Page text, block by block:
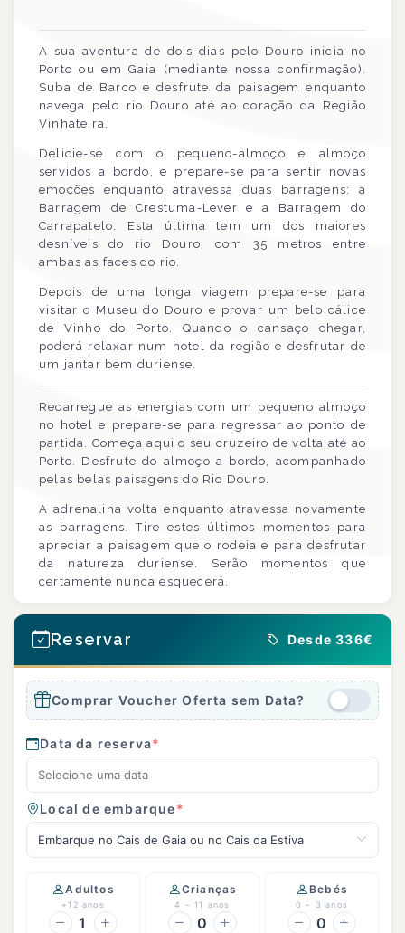
A sua aventura de dois dias pelo Douro inicia no
Porto ou em Gaia (mediante nossa confirmação).
Suba de Barco e desfrute da paisagem enquanto
navega pelo rio Douro até ao coração da Região
Vinhateira.
Delicie-se com o pequeno-almoço e almoço
servidos a bordo, e prepare-se para sentir novas
emoções enquanto atravessa duas barragens: a
Barragem de Crestuma-Lever e a Barragem do
Carrapatelo. Esta última tem um dos maiores
desníveis do rio Douro, com 35 metros entre
ambas as faces do rio.
Depois de uma longa viagem prepare-se para
visitar o Museu do Douro e provar um belo cálice
de Vinho do Porto. Quando o cansaço chegar,
poderá relaxar num hotel da região e desfrutar de
um jantar bem duriense.
Recarregue as energias com um pequeno almoço
no hotel e prepare-se para regressar ao ponto de
partida. Começa aqui o seu cruzeiro de volta até ao
Porto. Desfrute do almoço a bordo, acompanhado
pelas belas paisagens do Rio Douro.
A adrenalina volta enquanto atravessa novamente
as barragens. Tire estes últimos momentos para
apreciar a paisagem que o rodeia e para desfrutar
da natureza duriense. Serão momentos que
certamente nunca esquecerá.
Reservar Desde 336€
Comprar Voucher Oferta sem Data?
Data da reserva*
Local de embarque*
Embarque no Cais de Gaia ou no Cais da Estiva
Adultos
+12 anos
1
Crianças
4 – 11 anos
0
Bebés
0 – 3 anos
0